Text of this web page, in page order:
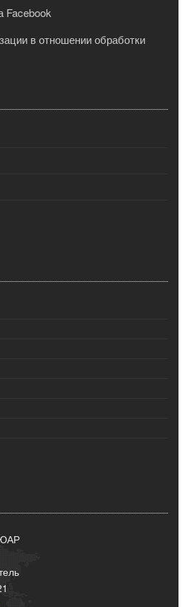
Facebook
в отношении обработки
ЮАР